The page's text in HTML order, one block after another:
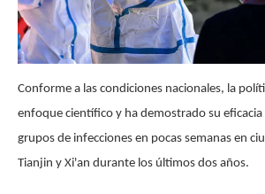
Conforme a las condiciones nacionales, la
enfoque científico y ha demostrado su
grupos de infecciones en pocas semanas en
Tianjin y Xi'an durante los últimos dos años.